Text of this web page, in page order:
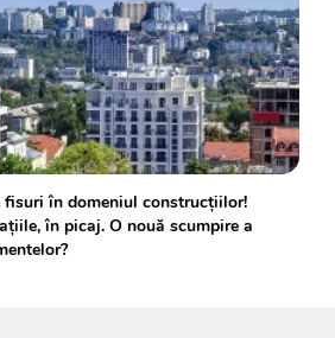
fisuri în domeniul construcțiilor!
în picaj. O nouă scumpire a